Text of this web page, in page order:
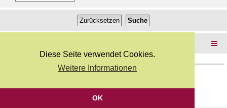
Diese Seite verwendet Cookies.
Weitere Informationen
OK
Deutsche Übersetzung durchphpBB.de